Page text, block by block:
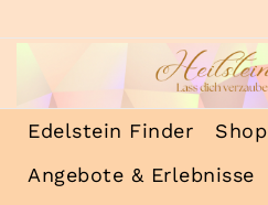
Inhalt
Heilsteinmagie
Lass dich verzaubern
Edelstein Finder
Shop
Angebote & Erlebnisse